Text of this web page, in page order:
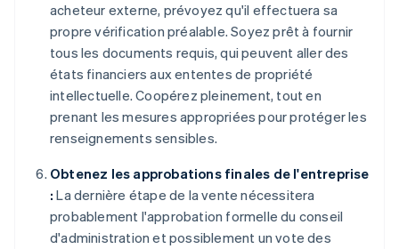
acheteur externe, prévoyez qu'il effectuera sa
propre vérification préalable. Soyez prêt à fournir
tous les documents requis, qui peuvent aller des
états financiers aux ententes de propriété
intellectuelle. Coopérez pleinement, tout en
prenant les mesures appropriées pour protéger les
renseignements sensibles.
Obtenez les approbations finales de l'entreprise
: La dernière étape de la vente nécessitera
probablement l'approbation formelle du conseil
d'administration et possiblement un vote des